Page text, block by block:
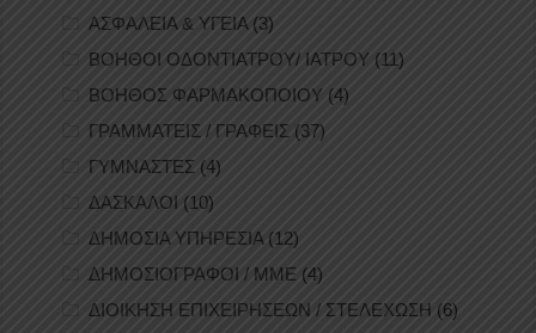
ΑΣΦΑΛΕΙΑ & ΥΓΕΙΑ(3)
ΒΟΗΘΟΙ ΟΔΟΝΤΙΑΤΡΟΥ/ ΙΑΤΡΟΥ (11)
ΒΟΗΘΟΣ ΦΑΡΜΑΚΟΠΟΙΟΥ (4)
ΓΡΑΜΜΑΤΕΙΣ / ΓΡΑΦΕΙΣ (37)
ΓΥΜΝΑΣΤΕΣ (4)
ΔΑΣΚΑΛΟΙ (10)
ΔΗΜΟΣΙΑ ΥΠΗΡΕΣΙΑ (12)
ΔΗΜΟΣΙΟΓΡΑΦΟΙ / ΜΜΕ (4)
ΔΙΟΙΚΗΣΗ ΕΠΙΧΕΙΡΗΣΕΩΝ / ΣΤΕΛΕΧΩΣΗ (6)